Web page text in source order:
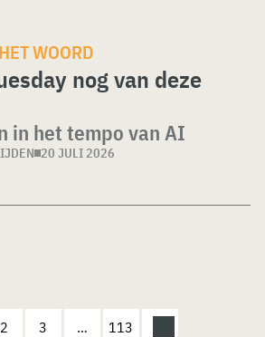
WOORD
nog van deze
in het tempo van AI
20 JULI 2026
2 3 … 113